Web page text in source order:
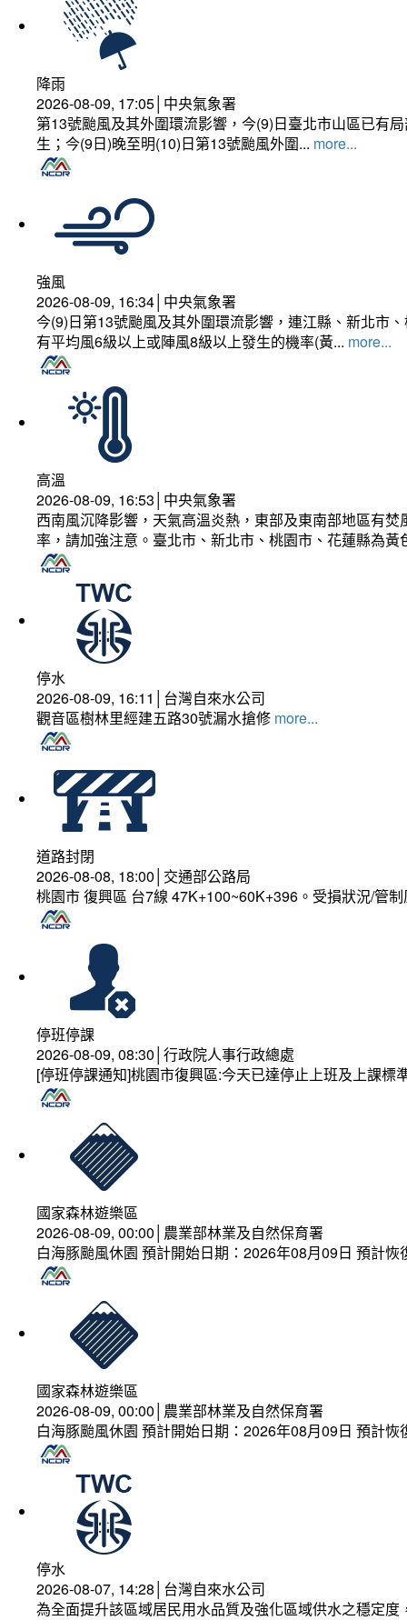
降雨
2026-08-09, 17:05│中央氣象署
第13號颱風及其外圍環流影響，今(9)日臺北市山區已有
生；今(9日)晚至明(10)日第13號颱風外圍... more...
強風
2026-08-09, 16:34│中央氣象署
今(9)日第13號颱風及其外圍環流影響，連江縣、新北市
有平均風6級以上或陣風8級以上發生的機率(黃... more...
高溫
2026-08-09, 16:53│中央氣象署
西南風沉降影響，天氣高溫炎熱，東部及東南部地區有
率，請加強注意。臺北市、新北市、桃園市、花蓮縣為
停水
2026-08-09, 16:11│台灣自來水公司
觀音區樹林里經建五路30號漏水搶修 more...
道路封閉
2026-08-08, 18:00│交通部公路局
桃園市 復興區 台7線 47K+100~60K+396。受損狀況/管
停班停課
2026-08-09, 08:30│行政院人事行政總處
[停班停課通知]桃園市復興區:今天已達停止上班及上課
國家森林遊樂區
2026-08-09, 00:00│農業部林業及自然保育署
白海豚颱風休園 預計開始日期：2026年08月09日 預計
國家森林遊樂區
2026-08-09, 00:00│農業部林業及自然保育署
白海豚颱風休園 預計開始日期：2026年08月09日 預計
停水
2026-08-07, 14:28│台灣自來水公司
為全面提升該區域居民用水品質及強化區域供水之穩定